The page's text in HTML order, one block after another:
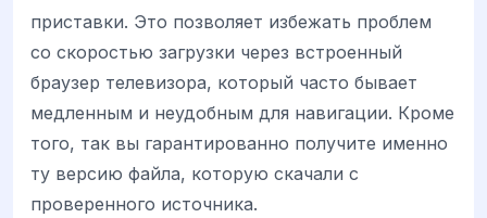
приставки. Это позволяет избежать проблем
со скоростью загрузки через встроенный
браузер телевизора, который часто бывает
медленным и неудобным для навигации. Кроме
того, так вы гарантированно получите именно
ту версию файла, которую скачали с
проверенного источника.